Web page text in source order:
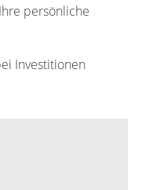
persönliche
Investitionen